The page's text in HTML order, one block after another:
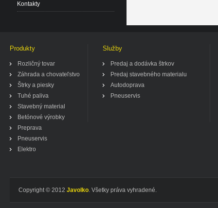
Kontakty
Produkty
Rozličný tovar
Záhrada a chovateľstvo
Štrky a piesky
Tuhé paliva
Stavebný material
Betónové výrobky
Preprava
Pneuservis
Elektro
Služby
Predaj a dodávka štrkov
Predaj stavebného materialu
Autodoprava
Pneuservis
Copyright © 2012 Javolko. Všetky práva vyhradené.